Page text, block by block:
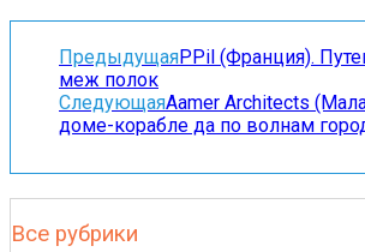
ПредыдущаяPPil (Франция).
меж полок
СледующаяAamer Architects
доме-корабле да по волнам
Все рубрики